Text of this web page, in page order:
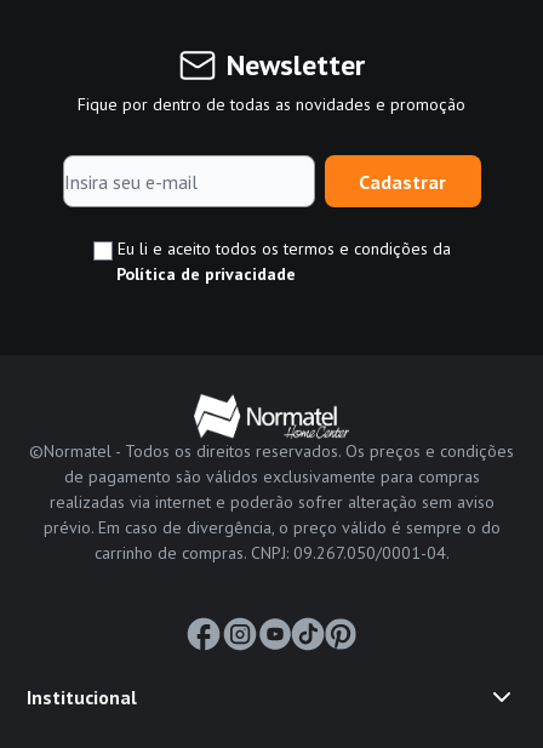
Newsletter
Fique por dentro de todas as novidades e promoção
Cadastrar
Eu li e aceito todos os termos e condições da
Política de privacidade
©Normatel - Todos os direitos reservados. Os preços e condições
de pagamento são válidos exclusivamente para compras
realizadas via internet e poderão sofrer alteração sem aviso
prévio. Em caso de divergência, o preço válido é sempre o do
carrinho de compras. CNPJ: 09.267.050/0001-04.
Institucional